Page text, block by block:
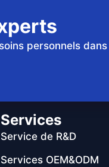
personnels
Services
Service de R&D
Services OEM&ODM